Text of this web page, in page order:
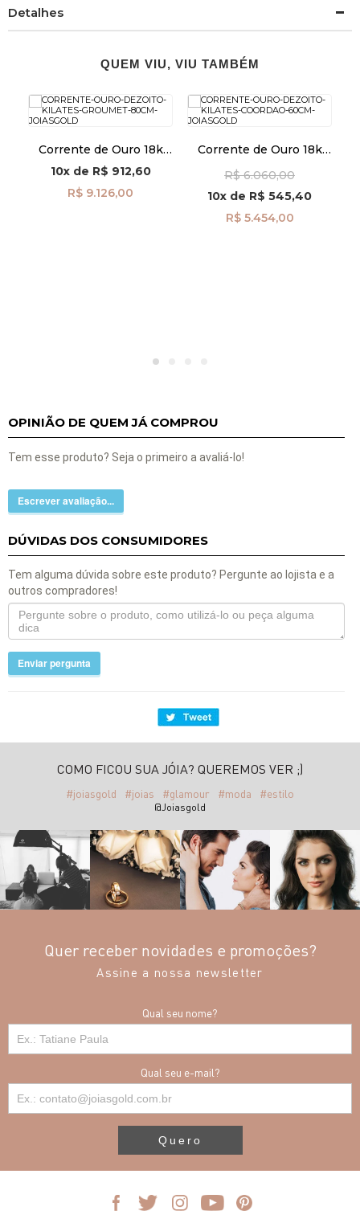
Detalhes
QUEM VIU, VIU TAMBÉM
Corrente de Ouro 18k
Groumet de 2,6mm com
80cm co04202
10xde R$ 912,60
R$ 9.126,00
Corrente de Ouro 18k
45cm co04970
R$ 6.060,00
10x de R$ 545,40
R$ 5.454,00
OPINIÃO DE QUEM JÁ COMPROU
Tem esse produto? Seja o primeiro a avaliá-lo!
Escrever avaliação...
DÚVIDAS DOS CONSUMIDORES
Tem alguma dúvida sobre este produto? Pergunte ao lojista e a
outros compradores!
Enviar pergunta
COMO FICOU SUA JÓIA? QUEREMOS VER ;)
#joiasgold #joias #glamour #moda #estilo
@Joiasgold
Quer receber novidades e promoções?
Assine a nossa newsletter
Qual seu nome?
Qual seu e-mail?
Quero